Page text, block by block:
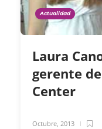
Actualidad
Laura
gerente
Center
Octubre, 2013